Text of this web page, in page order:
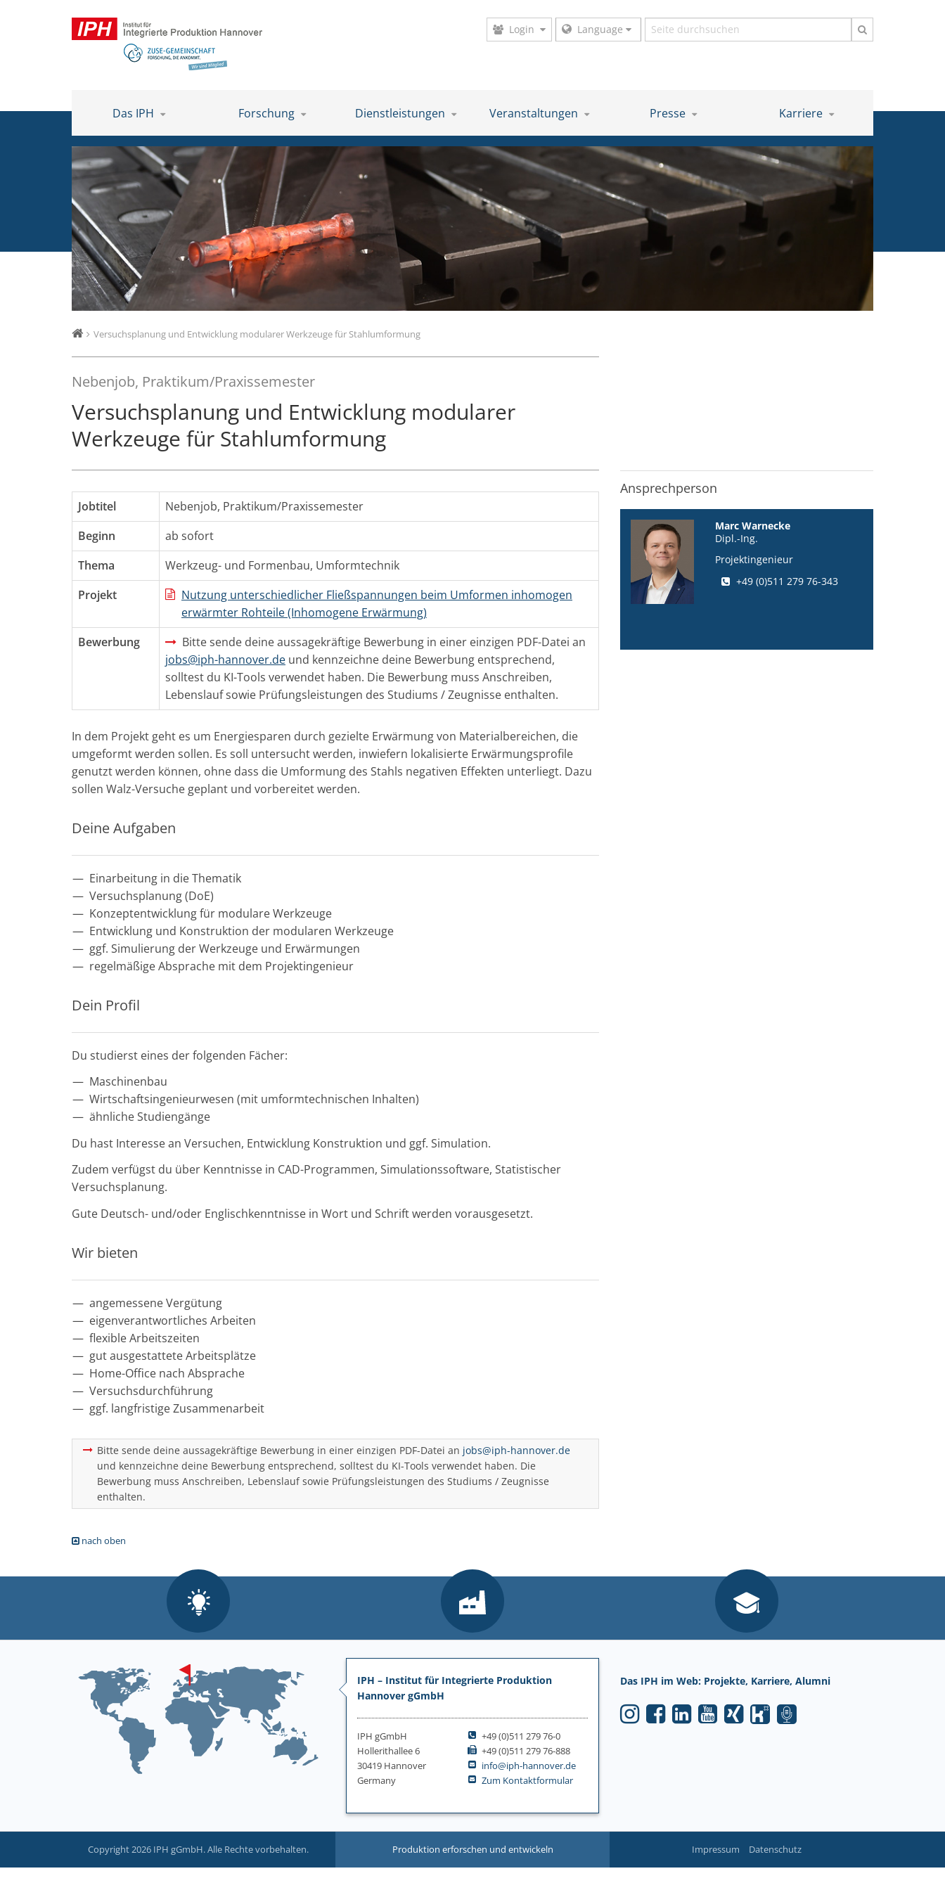
Login Language Suchbegriff
Das IPH Forschung Dienstleistungen Veranstaltungen Presse Karriere
Versuchsplanung und Entwicklung modularer Werkzeuge für Stahlumformung
Nebenjob, Praktikum/Praxissemester
Versuchsplanung und Entwicklung modularer
Werkzeuge für Stahlumformung
Jobtitel
Nebenjob, Praktikum/Praxissemester
Beginn
ab sofort
Thema
Werkzeug- und Formenbau, Umformtechnik
Projekt
Nutzung unterschiedlicher Fließspannungen beim Umformen inhomogen
erwärmter Rohteile (Inhomogene Erwärmung)
Bewerbung
Bitte sende deine aussagekräftige Bewerbung in einer einzigen PDF-Datei an
jobs@iph-hannover.de und kennzeichne deine Bewerbung entsprechend,
solltest du KI-Tools verwendet haben. Die Bewerbung muss Anschreiben,
Lebenslauf sowie Prüfungsleistungen des Studiums / Zeugnisse enthalten.
In dem Projekt geht es um Energiesparen durch gezielte Erwärmung von Materialbereichen, die
umgeformt werden sollen. Es soll untersucht werden, inwiefern lokalisierte Erwärmungsprofile
genutzt werden können, ohne dass die Umformung des Stahls negativen Effekten unterliegt. Dazu
sollen Walz-Versuche geplant und vorbereitet werden.
Deine Aufgaben
Einarbeitung in die Thematik
Versuchsplanung (DoE)
Konzeptentwicklung für modulare Werkzeuge
Entwicklung und Konstruktion der modularen Werkzeuge
ggf. Simulierung der Werkzeuge und Erwärmungen
regelmäßige Absprache mit dem Projektingenieur
Dein Profil
Du studierst eines der folgenden Fächer:
Maschinenbau
Wirtschaftsingenieurwesen (mit umformtechnischen Inhalten)
ähnliche Studiengänge
Du hast Interesse an Versuchen, Entwicklung Konstruktion und ggf. Simulation.
Zudem verfügst du über Kenntnisse in CAD-Programmen, Simulationssoftware, Statistischer
Versuchsplanung.
Gute Deutsch- und/oder Englischkenntnisse in Wort und Schrift werden vorausgesetzt.
Wir bieten
angemessene Vergütung
eigenverantwortliches Arbeiten
flexible Arbeitszeiten
gut ausgestattete Arbeitsplätze
Home-Office nach Absprache
Versuchsdurchführung
ggf. langfristige Zusammenarbeit
Bitte sende deine aussagekräftige Bewerbung in einer einzigen PDF-Datei an jobs@iph-hannover.de
und kennzeichne deine Bewerbung entsprechend, solltest du KI-Tools verwendet haben. Die
Bewerbung muss Anschreiben, Lebenslauf sowie Prüfungsleistungen des Studiums / Zeugnisse
enthalten.
Ansprechperson
Marc Warnecke
Dipl.-Ing.
Projektingenieur
+49 (0)511 279 76-343
nach oben
IPH – Institut für Integrierte Produktion
Hannover gGmbH
IPH gGmbH
Hollerithallee 6
30419 Hannover
Germany
+49 (0)511 279 76-0
+49 (0)511 279 76-888
info@iph-hannover.de
Zum Kontaktformular
Das IPH im Web: Projekte, Karriere, Alumni
Copyright 2026 IPH gGmbH. Alle Rechte vorbehalten. Produktion erforschen und entwickeln Impressum Datenschutz